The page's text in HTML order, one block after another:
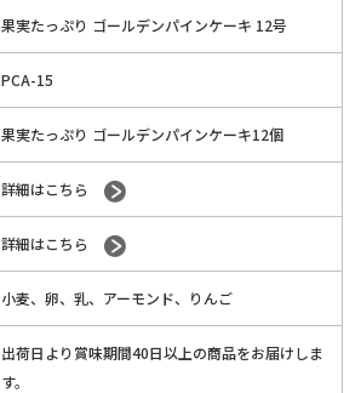
果実たっぷり ゴールデンパインケーキ 12号
PCA-15
果実たっぷり ゴールデンパインケーキ12個
詳細はこちら
詳細はこちら
小麦、卵、乳、アーモンド、りんご
出荷日より賞味期間40日以上の商品をお届けしま
す。